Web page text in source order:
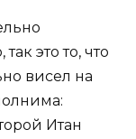
это то, что
висел на
Итан